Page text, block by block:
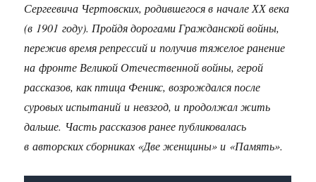
Сергеевича Чертовских, родившегося в начале ХХ века
(в 1901 году). Пройдя дорогами Гражданской войны,
пережив время репрессий и получив тяжелое ранение
на фронте Великой Отечественной войны, герой
рассказов, как птица Феникс, возрождался после
суровых испытаний и невзгод, и продолжал жить
дальше. Часть рассказов ранее публиковалась
в авторских сборниках «Две женщины» и «Память».